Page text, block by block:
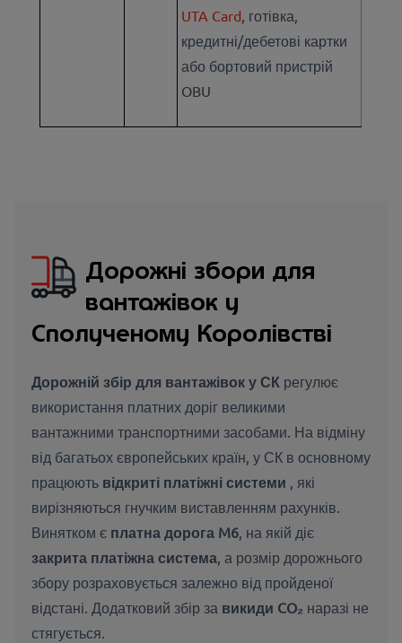
UTA Card , готівка,
кредитні/дебетові картки
або бортовий пристрій
OBU
Дорожні збори для
вантажівок у
Сполученому Королівстві
Дорожній збір для вантажівок у СК регулює
використання платних доріг великими
вантажними транспортними засобами. На відміну
від багатьох європейських країн, у СК в основному
працюють відкриті платіжні системи , які
вирізняються гнучким виставленням рахунків.
Винятком є платна дорога M6, на якій діє
закрита платіжна система, а розмір дорожнього
збору розраховується залежно від пройденої
відстані. Додатковий збір за викиди CO₂ наразі не
стягується.